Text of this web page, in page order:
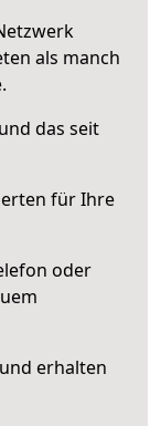
als manch
das seit
für Ihre
oder
und erhalten